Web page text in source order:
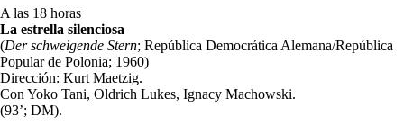
A las 18 horas
La estrella silenciosa
(Der schweigende Stern; República Democrática Alemana/República
Popular de Polonia; 1960)
Dirección: Kurt Maetzig.
Con Yoko Tani, Oldrich Lukes, Ignacy Machowski.
(93’; DM).